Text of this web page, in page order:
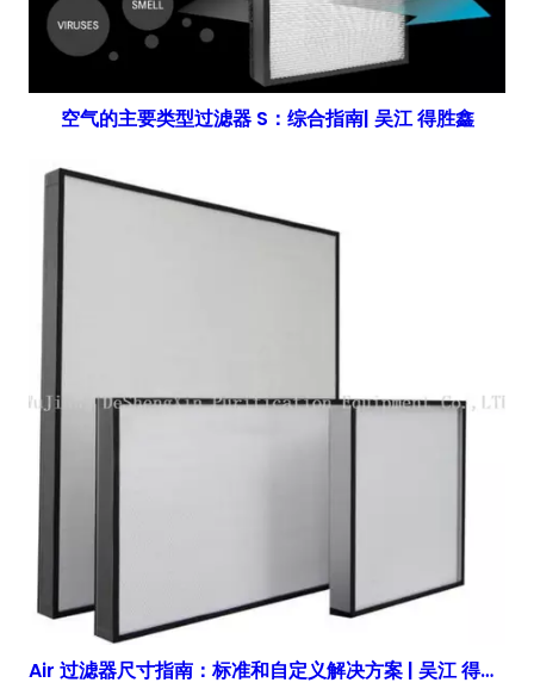
空气的主要类型过滤器 S：综合指南| 吴江 得胜鑫
Air 过滤器尺寸指南：标准和自定义解决方案 | 吴江 得胜鑫